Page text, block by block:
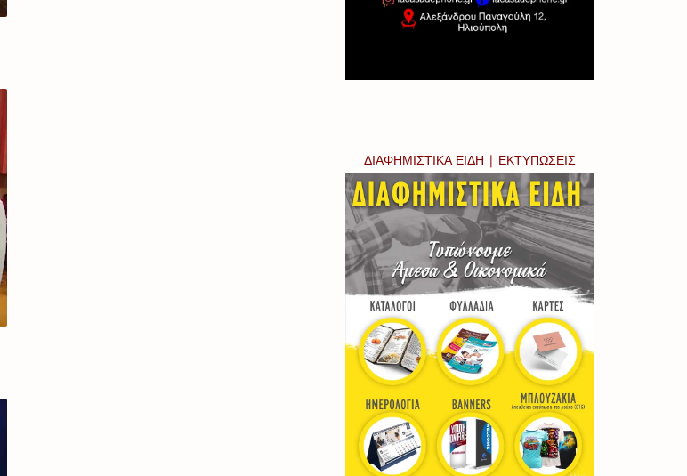
ΔΙΑΦΗΜΙΣΤΙΚΑ ΕΙΔΗ | ΕΚΤΥΠΩΣΕΙΣ